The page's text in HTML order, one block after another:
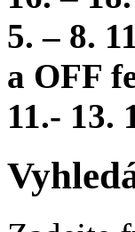
5. – 8.
a OFF
11.- 13.